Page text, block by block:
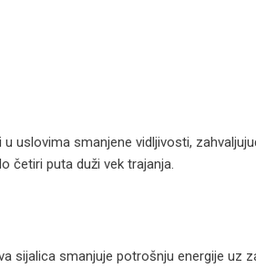
uslovima smanjene vidljivosti,
četiri puta duži vek trajanja.
sijalica smanjuje potrošnju energije uz